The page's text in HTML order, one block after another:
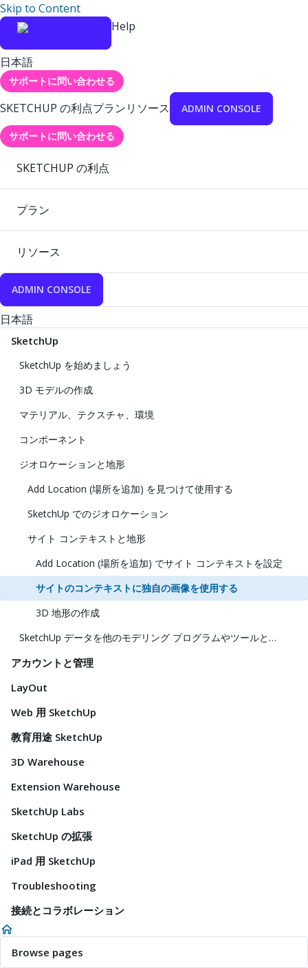
Skip to Content
Help
日本語
サポートに問い合わせる
SKETCHUP の利点プランリソース ADMIN CONSOLE
サポートに問い合わせる
SKETCHUP の利点
プラン
リソース
ADMIN CONSOLE
日本語
SketchUp
SketchUp を始めましょう
3D モデルの作成
マテリアル、テクスチャ、環境
コンポーネント
ジオロケーションと地形
Add Location (場所を追加) を見つけて使用する
SketchUp でのジオロケーション
サイト コンテキストと地形
Add Location (場所を追加) でサイト コンテキストを設定
サイトのコンテキストに独自の画像を使用する
3D 地形の作成
SketchUp データを他のモデリング プログラムやツールと共に使用する
アカウントと管理
LayOut
Web 用 SketchUp
教育用途 SketchUp
3D Warehouse
Extension Warehouse
SketchUp Labs
SketchUp の拡張
iPad 用 SketchUp
Troubleshooting
接続とコラボレーション
Browse pages